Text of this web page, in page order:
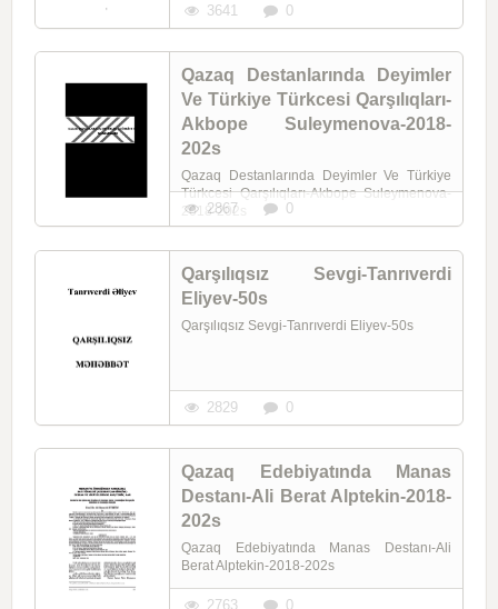
3641 0
Qazaq Destanlarında Deyimler
Ve Türkiye Türkcesi Qarşılıqları-
Akbope Suleymenova-2018-
202s
Qazaq Destanlarında Deyimler Ve Türkiye
Türkcesi Qarşılıqları-Akbope Suleymenova-
2018-202s
2867 0
Qarşılıqsız Sevgi-Tanrıverdi
Eliyev-50s
Qarşılıqsız Sevgi-Tanrıverdi Eliyev-50s
2829 0
Qazaq Edebiyatında Manas
Destanı-Ali Berat Alptekin-2018-
202s
Qazaq Edebiyatında Manas Destanı-Ali
Berat Alptekin-2018-202s
2763 0